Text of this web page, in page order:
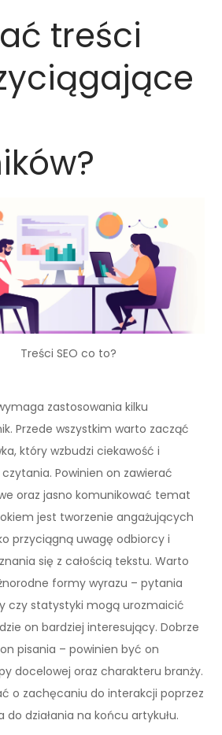
treści
Treści SEO co to?
zastosowania kilku
Przede wszystkim warto zacząć
który wzbudzi ciekawość i
Powinien on zawierać
oraz jasno komunikować temat
jest tworzenie angażujących
przyciągną uwagę odbiorcy i
się z całością tekstu. Warto
formy wyrazu – pytania
czy statystyki mogą urozmaicić
on bardziej interesujący. Dobrze
pisania – powinien być on
docelowej oraz charakteru branży.
o zachęcaniu do interakcji poprzez
działania na końcu artykułu.